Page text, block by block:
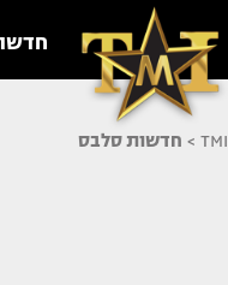
TMI
> חדשות סלבס